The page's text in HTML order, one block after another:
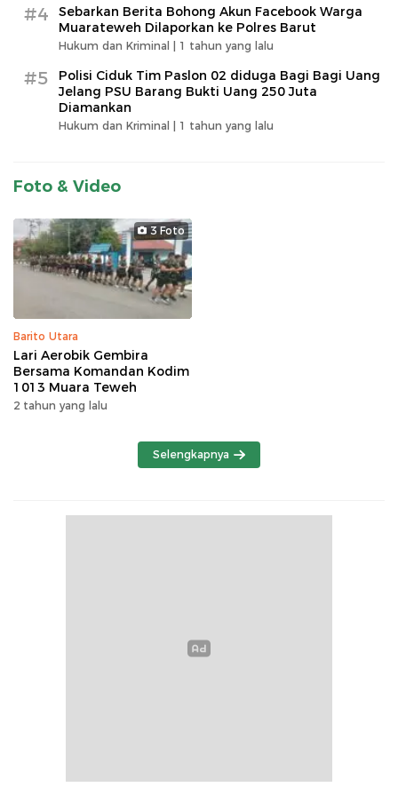
#4
Sebarkan Berita Bohong Akun Facebook Warga
Muarateweh Dilaporkan ke Polres Barut
Hukum dan Kriminal | 1 tahun yang lalu
#5
Polisi Ciduk Tim Paslon 02 diduga Bagi Bagi Uang
Jelang PSU Barang Bukti Uang 250 Juta
Diamankan
Hukum dan Kriminal | 1 tahun yang lalu
Foto & Video
3 Foto
Barito Utara
Lari Aerobik Gembira
Bersama Komandan Kodim
1013 Muara Teweh
2 tahun yang lalu
Selengkapnya